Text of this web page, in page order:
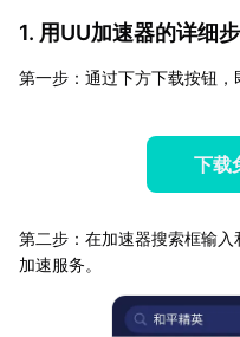
1. 用UU加速器的详细
第一步：通过下方下载按钮，
下载
第二步：在加速器搜索框输
加速服务。